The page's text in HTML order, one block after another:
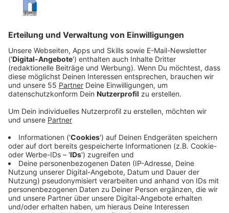
Veröffentlicht:
Die römische Bevölkerung nimmt die Machtkämpfe
hinter den Kulissen wahr und ist nur durch kostenloses
Wagenrennen und Gladiatorenkämpfen ruhig zu halten.
Arena. Auch hinter den Kulissen prallen Sport und
Politik aufeinander und nicht jeder wird diese Kämpfe
überleben…
Streaming-Dienst: Amazon Prime Video
Anzeige